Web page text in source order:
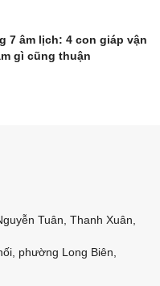
7 âm lịch: 4 con giáp vận
gì cũng thuận
Tuân, Thanh Xuân,
phường Long Biên,